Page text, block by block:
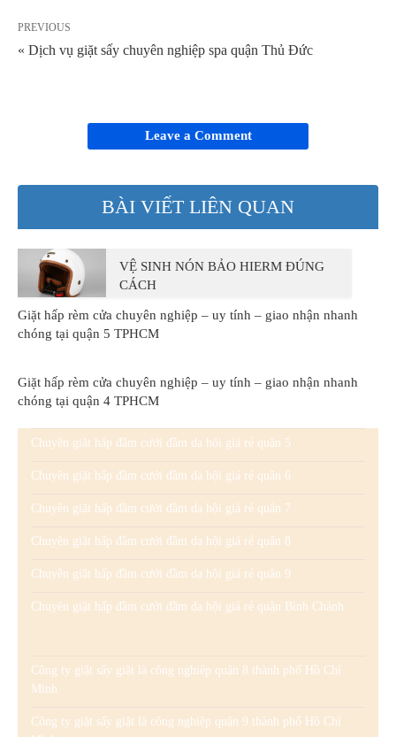
PREVIOUS
« Dịch vụ giặt sấy chuyên nghiệp spa quận Thủ Đức
Leave a Comment
BÀI VIẾT LIÊN QUAN
VỆ SINH NÓN BẢO HIERM ĐÚNG
CÁCH
Giặt hấp rèm cửa chuyên nghiệp – uy tính – giao nhận nhanh
chóng tại quận 5 TPHCM
Giặt hấp rèm cửa chuyên nghiệp – uy tính – giao nhận nhanh
chóng tại quận 4 TPHCM
Chuyên giặt hấp đầm cưới đầm dạ hội giá rẻ quận 5
Chuyên giặt hấp đầm cưới đầm dạ hội giá rẻ quận 6
Chuyên giặt hấp đầm cưới đầm dạ hội giá rẻ quận 7
Chuyên giặt hấp đầm cưới đầm dạ hội giá rẻ quận 8
Chuyên giặt hấp đầm cưới đầm dạ hội giá rẻ quận 9
Chuyên giặt hấp đầm cưới đầm dạ hội giá rẻ quận Bình Chánh
Công ty giặt sấy giặt là công nghiệp quận 8 thành phố Hồ Chí
Minh
Công ty giặt sấy giặt là công nghiệp quận 9 thành phố Hồ Chí